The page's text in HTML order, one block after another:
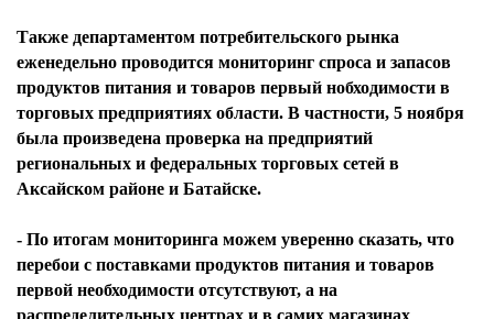
Также департаментом потребительского рынка
еженедельно проводится мониторинг спроса и запасов
продуктов питания и товаров первый нобходимости в
торговых предприятиях области. В частности, 5 ноября
была произведена проверка на предприятий
региональных и федеральных торговых сетей в
Аксайском районе и Батайске.
- По итогам мониторинга можем уверенно сказать, что
перебои с поставками продуктов питания и товаров
первой необходимости отсутствуют, а на
распределительных центрах и в самих магазинах